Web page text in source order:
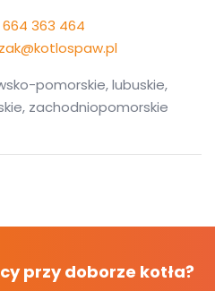
363 464
pomorskie, lubuskie,
zachodniopomorskie
przy doborze kotła?